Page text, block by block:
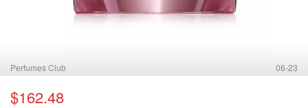
Perfumes Club 06-23
$162.48